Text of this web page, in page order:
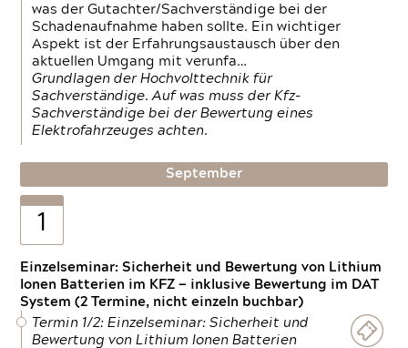
was der Gutachter/Sachverständige bei der
Schadenaufnahme haben sollte. Ein wichtiger
Aspekt ist der Erfahrungsaustausch über den
aktuellen Umgang mit verunfa…
Grundlagen der Hochvolttechnik für
Sachverständige. Auf was muss der Kfz-
Sachverständige bei der Bewertung eines
Elektrofahrzeuges achten.
September
1
Einzelseminar: Sicherheit und Bewertung von Lithium
Ionen Batterien im KFZ — inklusive Bewertung im DAT
System (2 Termine, nicht einzeln buchbar)
Termin 1/2: Einzelseminar: Sicherheit und
Bewertung von Lithium Ionen Batterien